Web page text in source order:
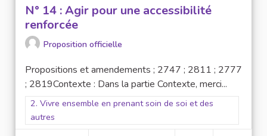
N° 14 : Agir pour une accessibilité
renforcée
Proposition officielle
Propositions et amendements ; 2747 ; 2811 ; 2777
; 2819Contexte : Dans la partie Contexte, merci...
Filtrer les résultats pour le secteur : 2. Vivre ensemble en
2. Vivre ensemble en prenant soin de soi et des
autres